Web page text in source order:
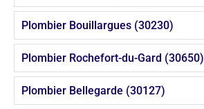
Plombier Bouillargues (30230)
Plombier Rochefort-du-Gard (30650)
Plombier Bellegarde (30127)